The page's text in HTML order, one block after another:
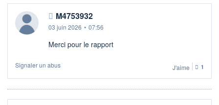
M4753932
03 juin 2026 • 07:56
Merci pour le rapport
Signaler un abus J'aime 1